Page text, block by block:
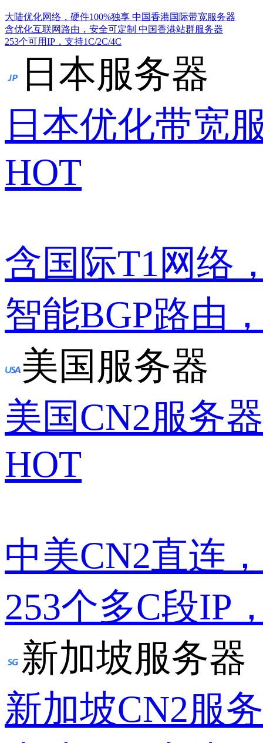
大陆优化网络，硬件100%独享 中国香港国际带宽服务器
含优化互联网路由，安全可定制 中国香港站群服务器
253个可用IP，支持1C/2C/4C
日本服务器
日本优化带宽
HOT
含国际T1网络
智能BGP路由
美国服务器
美国CN2服务器
HOT
中美CN2直连
253个多C段IP
新加坡服务器
新加坡CN2服